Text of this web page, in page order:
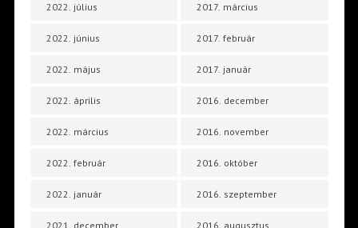
2022. július
2022. június
2022. május
2022. április
2022. március
2022. február
2022. január
2021. december
2017. március
2017. február
2017. január
2016. december
2016. november
2016. október
2016. szeptember
2016. augusztus